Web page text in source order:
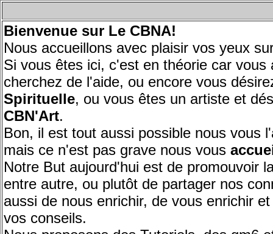
Bienvenue sur Le CBNA!
Nous accueillons avec plaisir vos yeux
Si vous êtes ici, c'est en théorie car
cherchez de l'aide, ou encore vous
Spirituelle, ou vous êtes un artiste et
CBN'Art.
Bon, il est tout aussi possible nous vous
mais ce n'est pas grave nous vous
Notre But aujourd'hui est de promouvoir
entre autre, ou plutôt de partager nos
aussi de nous enrichir, de vous enrichir
vos conseils.